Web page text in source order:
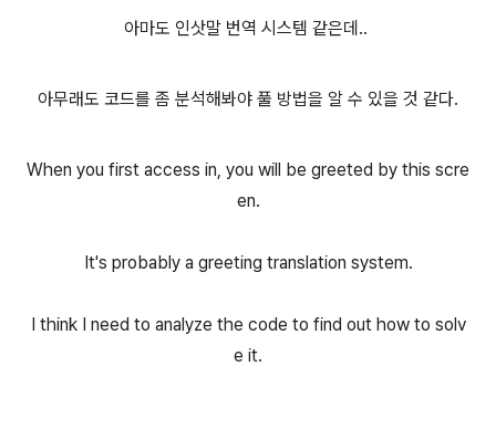
아마도 인삿말 번역 시스템 같은데..
아무래도 코드를 좀 분석해봐야 풀 방법을 알 수 있을 것 같다.
When you first access in, you will be greeted by this scre
en.
It's probably a greeting translation system.
I think I need to analyze the code to find out how to solv
e it.